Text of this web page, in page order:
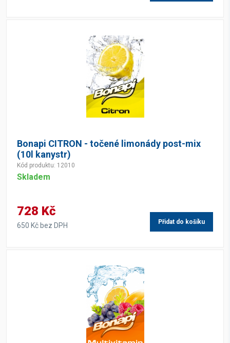
Bonapi CITRON - točené limonády post-mix
(10l kanystr)
Kód produktu: 12010
Skladem
728 Kč
650 Kč bez DPH Přidat do košíku